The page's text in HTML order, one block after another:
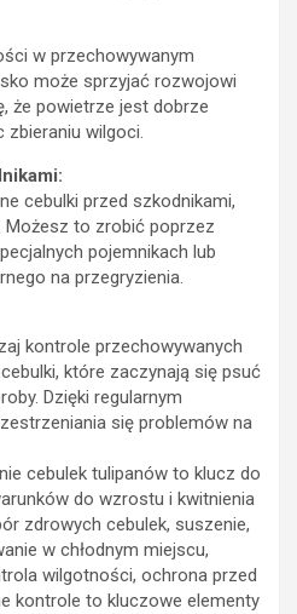
w przechowywanym
może sprzyjać rozwojowi
że powietrze jest dobrze
zbieraniu wilgoci.
cebulki przed szkodnikami,
Możesz to zrobić poprzez
pojemnikach lub
na przegryzienia.
kontrole przechowywanych
które zaczynają się psuć
Dzięki regularnym
się problemów na
cebulek tulipanów to klucz do
do wzrostu i kwitnienia
zdrowych cebulek, suszenie,
w chłodnym miejscu,
wilgotności, ochrona przed
kontrole to kluczowe elementy